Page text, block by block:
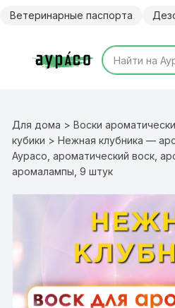
Ветеринарные паспорта
Для дома >Воски
кубики > Нежная клубника —
Аурасо, ароматический воск,
аромалампы, 9 штук